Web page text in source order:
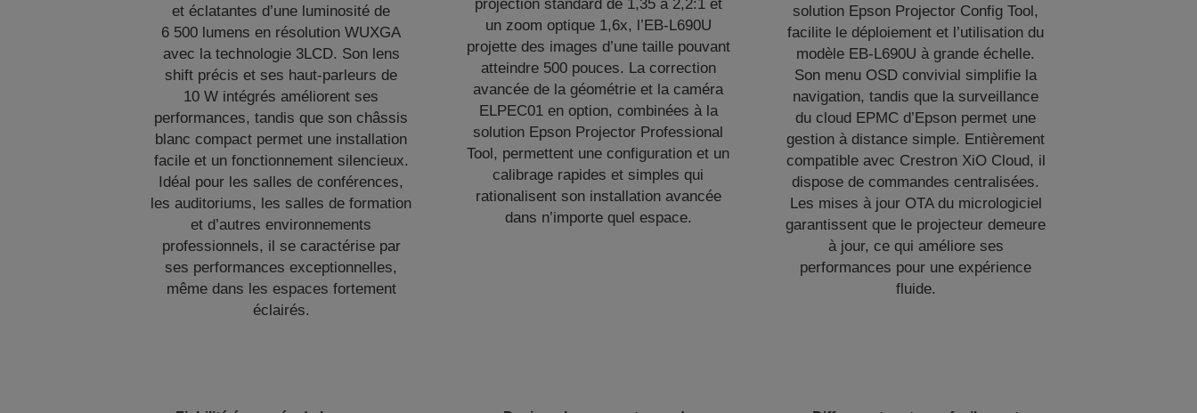
et éclatantes d’une luminosité de
6 500 lumens en résolution WUXGA
avec la technologie 3LCD. Son lens
shift précis et ses haut-parleurs de
10 W intégrés améliorent ses
performances, tandis que son châssis
blanc compact permet une installation
facile et un fonctionnement silencieux.
Idéal pour les salles de conférences,
les auditoriums, les salles de formation
et d’autres environnements
professionnels, il se caractérise par
ses performances exceptionnelles,
même dans les espaces fortement
éclairés.
projection standard de 1,35 à 2,2:1 et
un zoom optique 1,6x, l’EB-L690U
projette des images d’une taille pouvant
atteindre 500 pouces. La correction
avancée de la géométrie et la caméra
ELPEC01 en option, combinées à la
solution Epson Projector Professional
Tool, permettent une configuration et un
calibrage rapides et simples qui
rationalisent son installation avancée
dans n’importe quel espace.
solution Epson Projector Config Tool,
facilite le déploiement et l’utilisation du
modèle EB-L690U à grande échelle.
Son menu OSD convivial simplifie la
navigation, tandis que la surveillance
du cloud EPMC d’Epson permet une
gestion à distance simple. Entièrement
compatible avec Crestron XiO Cloud, il
dispose de commandes centralisées.
Les mises à jour OTA du micrologiciel
garantissent que le projecteur demeure
à jour, ce qui améliore ses
performances pour une expérience
fluide.